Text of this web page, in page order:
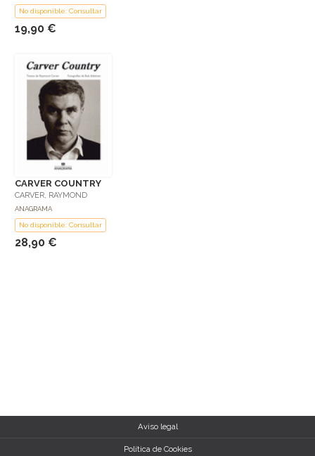
No disponible: Consultar
19,90 €
CARVER COUNTRY
CARVER, RAYMOND
ANAGRAMA
No disponible: Consultar
28,90 €
Aviso legal
Política de Cookies